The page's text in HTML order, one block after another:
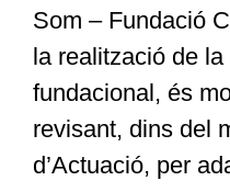
Som – Fundació
la realització de
fundacional, és
revisant, dins del
d’Actuació, per